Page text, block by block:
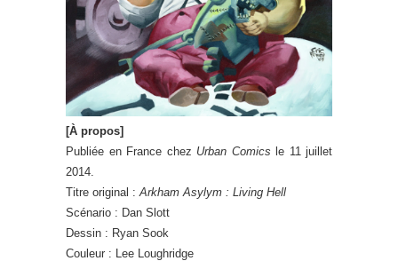
[À propos]
Publiée en France chez Urban Comics le 11 juillet
2014.
Titre original : Arkham Asylym : Living Hell
Scénario : Dan Slott
Dessin : Ryan Sook
Couleur : Lee Loughridge